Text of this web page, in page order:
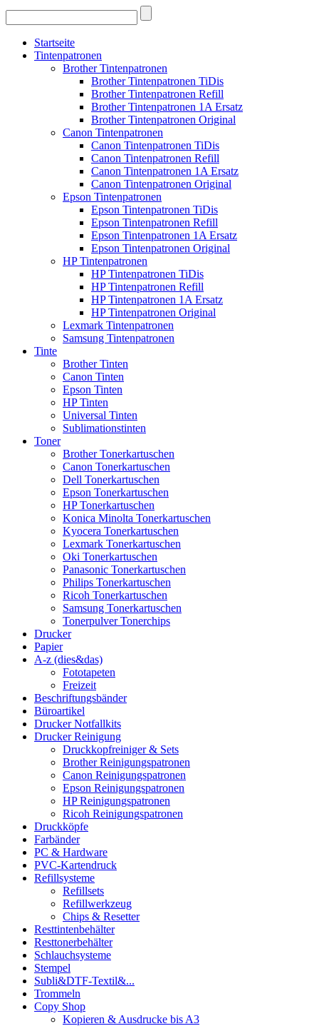
Startseite
Tintenpatronen
Brother Tintenpatronen
Brother Tintenpatronen TiDis
Brother Tintenpatronen Refill
Brother Tintenpatronen 1A Ersatz
Brother Tintenpatronen Original
Canon Tintenpatronen
Canon Tintenpatronen TiDis
Canon Tintenpatronen Refill
Canon Tintenpatronen 1A Ersatz
Canon Tintenpatronen Original
Epson Tintenpatronen
Epson Tintenpatronen TiDis
Epson Tintenpatronen Refill
Epson Tintenpatronen 1A Ersatz
Epson Tintenpatronen Original
HP Tintenpatronen
HP Tintenpatronen TiDis
HP Tintenpatronen Refill
HP Tintenpatronen 1A Ersatz
HP Tintenpatronen Original
Lexmark Tintenpatronen
Samsung Tintenpatronen
Tinte
Brother Tinten
Canon Tinten
Epson Tinten
HP Tinten
Universal Tinten
Sublimationstinten
Toner
Brother Tonerkartuschen
Canon Tonerkartuschen
Dell Tonerkartuschen
Epson Tonerkartuschen
HP Tonerkartuschen
Konica Minolta Tonerkartuschen
Kyocera Tonerkartuschen
Lexmark Tonerkartuschen
Oki Tonerkartuschen
Panasonic Tonerkartuschen
Philips Tonerkartuschen
Ricoh Tonerkartuschen
Samsung Tonerkartuschen
Tonerpulver Tonerchips
Drucker
Papier
A-z (dies&das)
Fototapeten
Freizeit
Beschriftungsbänder
Büroartikel
Drucker Notfallkits
Drucker Reinigung
Druckkopfreiniger & Sets
Brother Reinigungspatronen
Canon Reinigungspatronen
Epson Reinigungspatronen
HP Reinigungspatronen
Ricoh Reinigungspatronen
Druckköpfe
Farbänder
PC & Hardware
PVC-Kartendruck
Refillsysteme
Refillsets
Refillwerkzeug
Chips & Resetter
Resttintenbehälter
Resttonerbehälter
Schlauchsysteme
Stempel
Subli&DTF-Textil&...
Trommeln
Copy Shop
Kopieren & Ausdrucke bis A3